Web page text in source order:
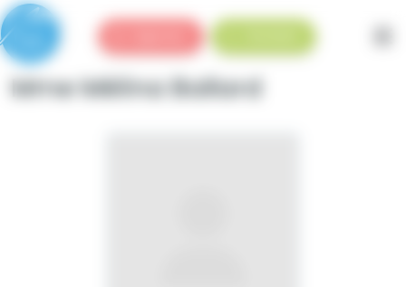
Mme Mélina Ballard
Panneau de gestion des cookies